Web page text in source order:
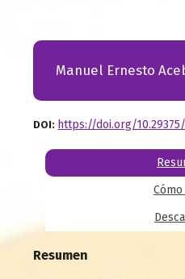
Manuel Ernesto
DOI: https://doi.org/10.29375/
Resumen